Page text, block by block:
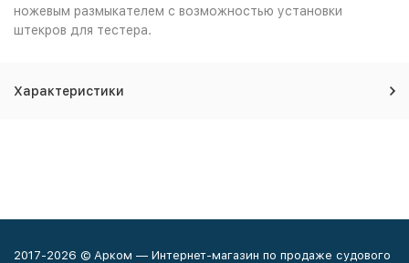
ножевым размыкателем с возможностью установки
штекров для тестера.
Характеристики
2017-2026 © Арком — Интернет-магазин по продаже судового